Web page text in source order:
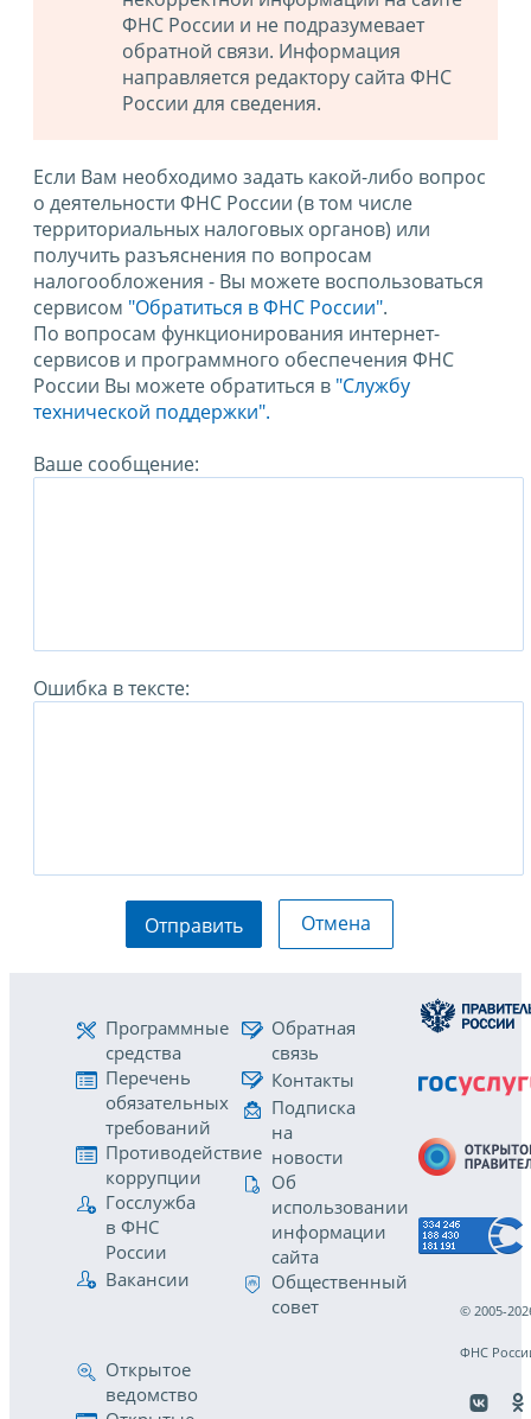
ФНС России и не подразумевает
обратной связи. Информация
направляется редактору сайта ФНС
России для сведения.
Если Вам необходимо задать какой-либо вопрос
о деятельности ФНС России (в том числе
территориальных налоговых органов) или
получить разъяснения по вопросам
налогообложения - Вы можете воспользоваться
сервисом "Обратиться в ФНС России".
По вопросам функционирования интернет-
сервисов и программного обеспечения ФНС
России Вы можете обратиться в "Службу
технической поддержки".
Ваше сообщение:
Ошибка в тексте:
Отправить Отмена
Программные
средства
Перечень
обязательных
требований
Противодействие
коррупции
Госслужба
в ФНС
России
Вакансии
Обратная
связь
Контакты
Подписка
на
новости
Об
использовании
информации
сайта
Общественный
совет
Открытое
ведомство
© 2005-
ФНС